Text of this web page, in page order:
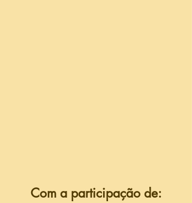
Com a participação de: